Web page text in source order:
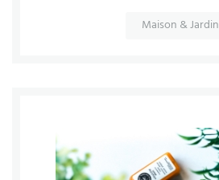
Maison & Jardin